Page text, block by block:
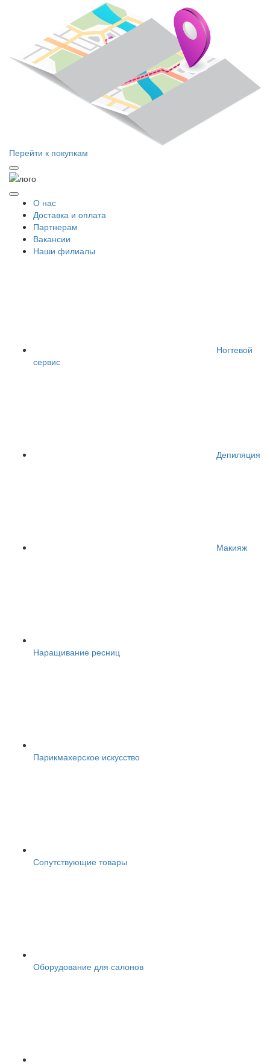
Перейти к покупкам
О нас
Доставка и оплата
Партнерам
Вакансии
Наши филиалы
Ногтевой
сервис
Депиляция
Макияж
Наращивание ресниц
Парикмахерское искусство
Сопутствующие товары
Оборудование для салонов